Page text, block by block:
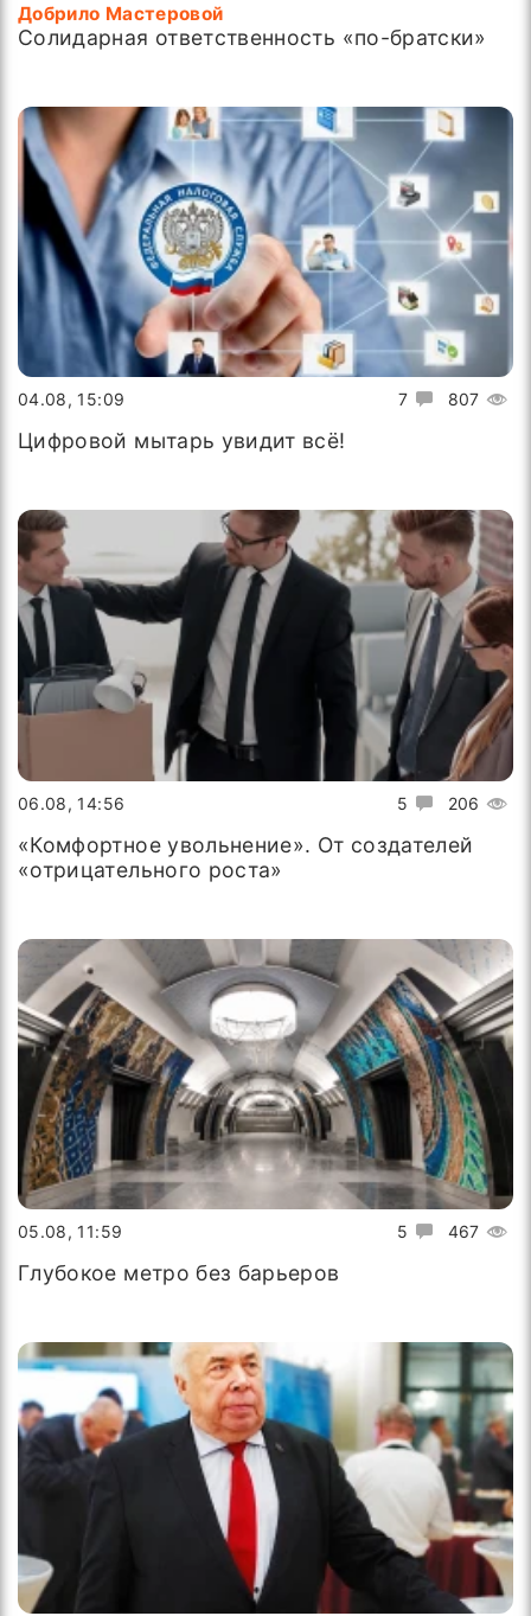
Добрило Мастеровой
Солидарная ответственность «по-братски»
7 807
04.08, 15:09
Цифровой мытарь увидит всё!
5 206
06.08, 14:56
«Комфортное увольнение». От создателей
«отрицательного роста»
5 467
05.08, 11:59
Глубокое метро без барьеров